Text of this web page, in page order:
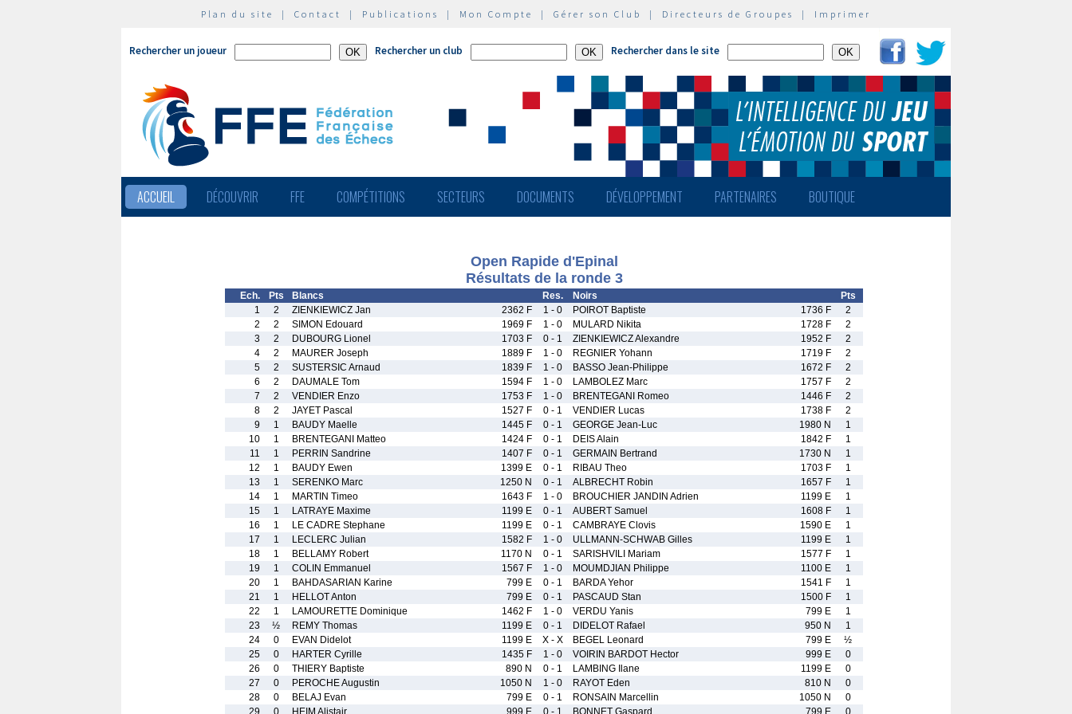
Plan du site | Contact | Publications | Mon Compte | Gérer son Club | Directeurs de Groupes | Imprimer
Rechercher un joueur Rechercher un club Rechercher dans le site
ACCUEIL DÉCOUVRIR FFE COMPÉTITIONS SECTEURS DOCUMENTS DÉVELOPPEMENT PARTENAIRES BOUTIQUE
Open Rapide d'Epinal
Résultats de la ronde 3
Ech. Pts Blancs Res. Noirs
Pts
1
2 ZIENKIEWICZ Jan 2362 F 1 - 0 POIROT Baptiste 1736 F
2
2
2 SIMON Edouard 1969 F 1 - 0 MULARD Nikita 1728 F
2
3
2 DUBOURG Lionel 1703 F 0 - 1 ZIENKIEWICZ Alexandre 1952 F
2
4
2 MAURER Joseph 1889 F 1 - 0 REGNIER Yohann 1719 F
2
5
2 SUSTERSIC Arnaud 1839 F 1 - 0 BASSO Jean-Philippe 1672 F
2
6
2 DAUMALE Tom 1594 F 1 - 0 LAMBOLEZ Marc 1757 F
2
7
2 VENDIER Enzo 1753 F 1 - 0 BRENTEGANI Romeo 1446 F
2
8
2 JAYET Pascal 1527 F 0 - 1 VENDIER Lucas 1738 F
2
9
1 BAUDY Maelle 1445 F 0 - 1 GEORGE Jean-Luc 1980 N
1
10
1 BRENTEGANI Matteo 1424 F 0 - 1 DEIS Alain 1842 F
1
11
1 PERRIN Sandrine 1407 F 0 - 1 GERMAIN Bertrand 1730 N
1
12
1 BAUDY Ewen 1399 E 0 - 1 RIBAU Theo 1703 F
1
13
1 SERENKO Marc 1250 N 0 - 1 ALBRECHT Robin 1657 F
1
14
1 MARTIN Timeo 1643 F 1 - 0 BROUCHIER JANDIN Adrien 1199 E
1
15
1 LATRAYE Maxime 1199 E 0 - 1 AUBERT Samuel 1608 F
1
16
1 LE CADRE Stephane 1199 E 0 - 1 CAMBRAYE Clovis 1590 E
1
17
1 LECLERC Julian 1582 F 1 - 0 ULLMANN-SCHWAB Gilles 1199 E
1
18
1 BELLAMY Robert 1170 N 0 - 1 SARISHVILI Mariam 1577 F
1
19
1 COLIN Emmanuel 1567 F 1 - 0 MOUMDJIAN Philippe 1100 E
1
20
1 BAHDASARIAN Karine 799 E 0 - 1 BARDA Yehor 1541 F
1
21
1 HELLOT Anton 799 E 0 - 1 PASCAUD Stan 1500 F
1
22
1 LAMOURETTE Dominique 1462 F 1 - 0 VERDU Yanis 799 E
1
23
½ REMY Thomas 1199 E 0 - 1 DIDELOT Rafael 950 N
1
24
0 EVAN Didelot 1199 E X - X BEGEL Leonard 799 E
½
25
0 HARTER Cyrille 1435 F 1 - 0 VOIRIN BARDOT Hector 999 E
0
26
0 THIERY Baptiste 890 N 0 - 1 LAMBING Ilane 1199 E
0
27
0 PEROCHE Augustin 1050 N 1 - 0 RAYOT Eden 810 N
0
28
0 BELAJ Evan 799 E 0 - 1 RONSAIN Marcellin 1050 N
0
29
0 HEIM Alistair 999 E 0 - 1 BONNET Gaspard 799 E 0